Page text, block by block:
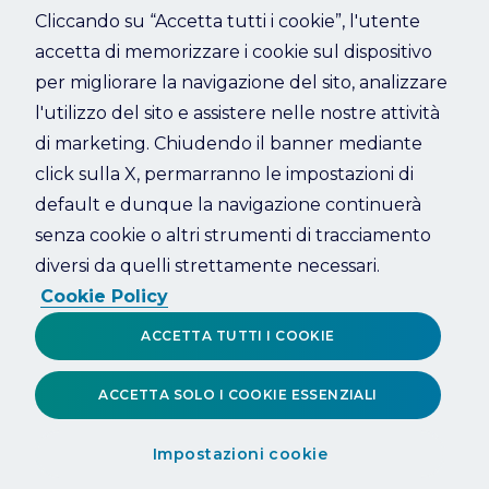
Refresh
Cliccando su “Accetta tutti i cookie”, l'utente
accetta di memorizzare i cookie sul dispositivo
per migliorare la navigazione del sito, analizzare
l'utilizzo del sito e assistere nelle nostre attività
di marketing. Chiudendo il banner mediante
click sulla X, permarranno le impostazioni di
default e dunque la navigazione continuerà
senza cookie o altri strumenti di tracciamento
diversi da quelli strettamente necessari.
Cookie Policy
Impostazioni cookie
ACCETTA SOLO I COOKIE ESSENZIALI
ACCETTA TUTTI I COOKIE